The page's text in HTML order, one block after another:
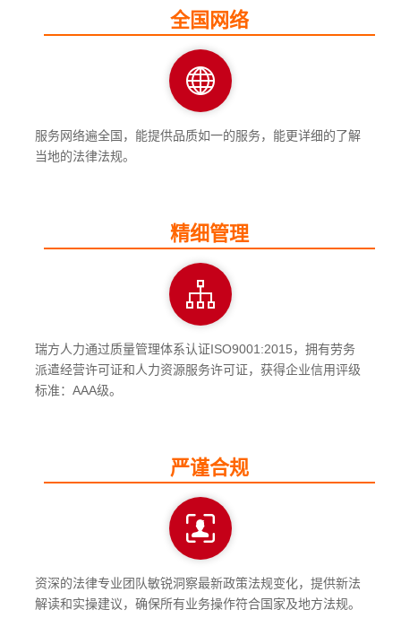
全国网络
服务网络遍全国，能提供品质如一的服务，能更详细的了解
当地的法律法规。
精细管理
瑞方人力通过质量管理体系认证ISO9001:2015，拥有劳务
派遣经营许可证和人力资源服务许可证，获得企业信用评级
标准：AAA级。
严谨合规
资深的法律专业团队敏锐洞察最新政策法规变化，提供新法
解读和实操建议，确保所有业务操作符合国家及地方法规。